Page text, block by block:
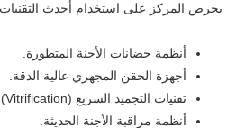
يحرص المركز على استخدام أحدث التقنيات
أنظمة حضانات الأجنة المتطورة.
أجهزة الحقن المجهري عالية الدقة.
تقنيات التجميد السريع (Vitrification).
أنظمة مراقبة الأجنة الحديثة.